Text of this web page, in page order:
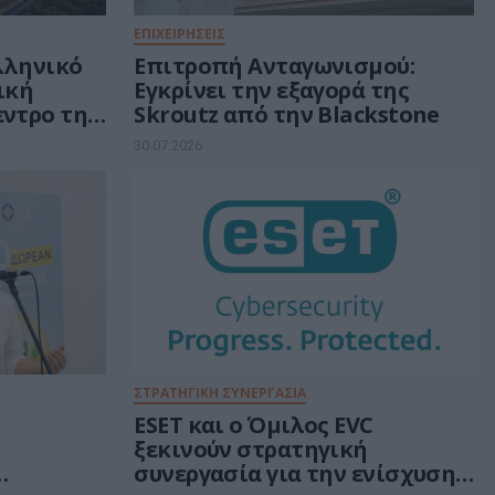
της
ΕΠΙΧΕΙΡΗΣΕΙΣ
Επιτροπή Ανταγωνισμού:
Εγκρίνει την εξαγορά της
Skroutz από την Blackstone
30.07.2026
ΣΤΡΑΤΗΓΙΚΗ ΣΥΝΕΡΓΑΣΙΑ
ESET και ο Όμιλος EVC
ξεκινούν στρατηγική
συνεργασία για την ενίσχυση